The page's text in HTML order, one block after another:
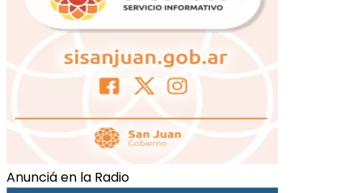
Anunciá en la Radio